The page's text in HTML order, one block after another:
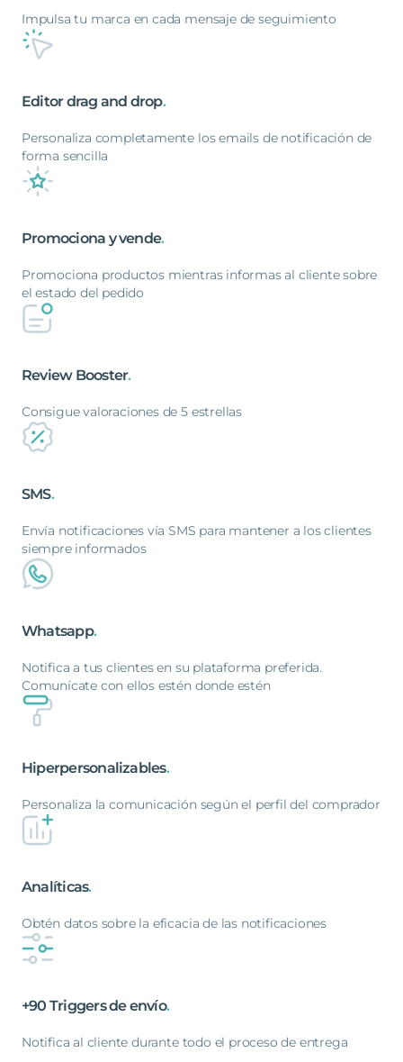
Impulsa tu marca en cada mensaje de seguimiento
Editordrag and drop.
Personaliza completamente los emails de notificación de
forma sencilla
Promociona yvende.
Promociona productos mientras informas al cliente sobre
el estado del pedido
Review Booster.
Consigue valoraciones de 5 estrellas
SMS.
Envía notificaciones vía SMS para mantener a los clientes
siempre informados
Whatsapp.
Notifica a tus clientes en su plataforma preferida.
Comunícate con ellos estén donde estén
Hiperpersonalizables.
Personaliza la comunicación según el perfil del comprador
Analíticas.
Obtén datos sobre la eficacia de las notificaciones
+90 Triggersdeenvío.
Notifica al cliente durante todo el proceso de entrega